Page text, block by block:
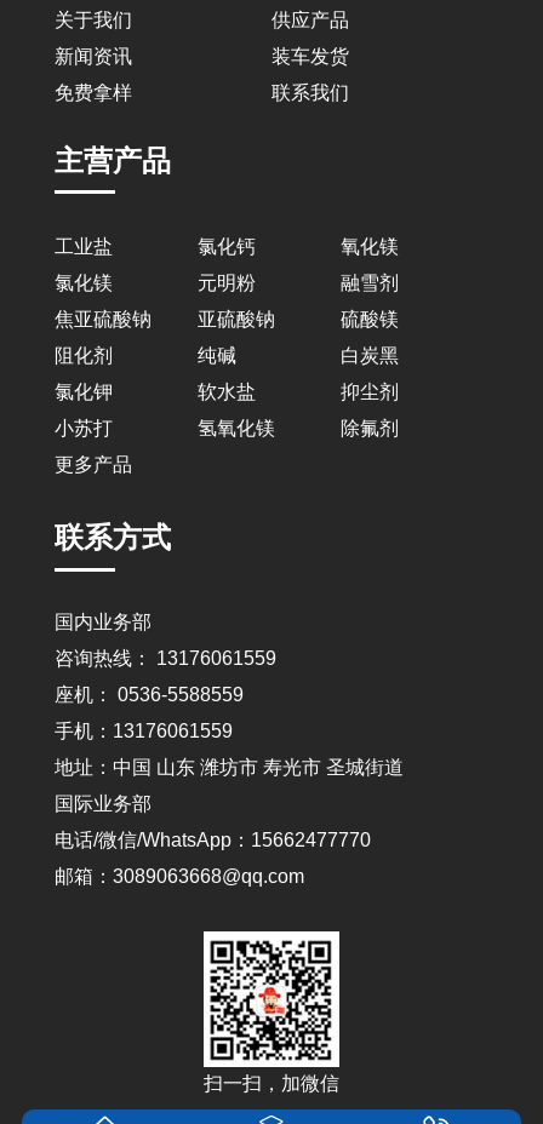
关于我们
供应产品
新闻资讯
装车发货
免费拿样
联系我们
主营产品
工业盐 氯化钙
氧化镁
氯化镁
元明粉
融雪剂
焦亚硫酸钠
亚硫酸钠
硫酸镁
阻化剂
纯碱
白炭黑
氯化钾
软水盐
抑尘剂
小苏打
氢氧化镁
除氟剂
更多产品
联系方式
国内业务部
咨询热线： 13176061559
座机： 0536-5588559
手机：13176061559
地址：中国 山东 潍坊市 寿光市 圣城街道
国际业务部
电话/微信/WhatsApp：15662477770
邮箱：3089063668@qq.com
扫一扫，加微信